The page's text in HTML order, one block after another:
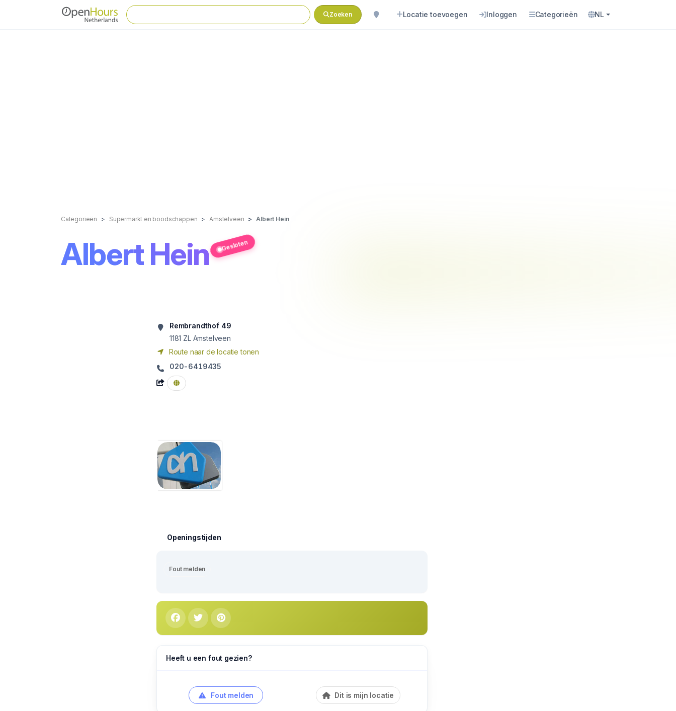
Zoeken Locatie toevoegen Inloggen Categorieën NL
Categorieën Supermarkt en boodschappen Amstelveen Albert Hein
Albert Hein Gesloten
Rembrandthof 49
1181 ZL Amstelveen
Route naar de locatie tonen
020-6419435
Openingstijden
Fout melden
Heeft u een fout gezien?
Fout melden Dit is mijn locatie